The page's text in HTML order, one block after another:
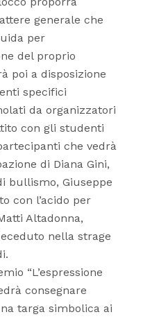
generale che
per
del proprio
poi a disposizione
specifici
da organizzatori
con gli studenti
che vedrà
di Diana Gini,
bullismo, Giuseppe
con l’acido per
Altadonna,
nella strage
“L’espressione
consegnare
targa simbolica ai